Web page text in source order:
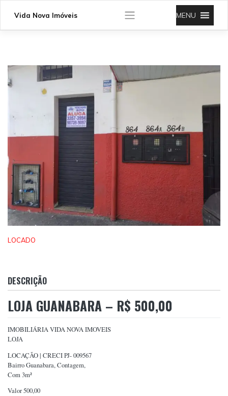
Vida Nova Imóveis MENU
LOCADO
DESCRIÇÃO
LOJA GUANABARA – R$ 500,00
IMOBILIÁRIA VIDA NOVA IMOVEIS
LOJA
LOCAÇÃO | CRECI PJ- 009567
Bairro Guanabara, Contagem,
Com 3m²
Valor 500,00